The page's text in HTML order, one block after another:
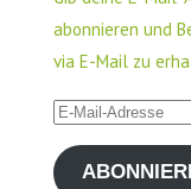
abonnieren und
via E-Mail zu
E-
Mail-
Adresse